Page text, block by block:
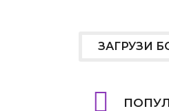
ЗАГРУЗИ